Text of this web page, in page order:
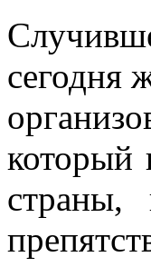
сегодня
который